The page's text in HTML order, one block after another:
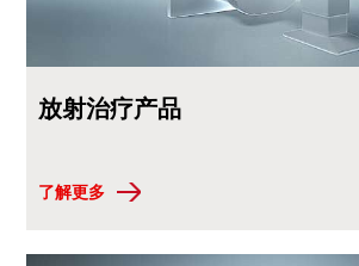
放射治疗产品
了解更多